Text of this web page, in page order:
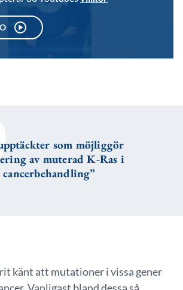
som möjliggör
av muterad K-Ras i
cancerbehandling”
känt att mutationer i vissa gener